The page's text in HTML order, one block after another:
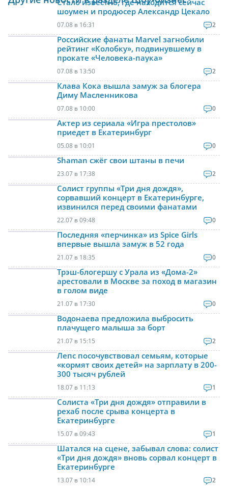
Стало известно, где находится сейчас
шоумен и продюсер Александр Цекало
07.08 в 16:31 2
Российские фанаты Marvel загнобили
рейтинг «Колобку», подвинувшему в
прокате «Человека-паука»
07.08 в 13:50 2
Клава Кока вышла замуж за блогера
Диму Масленникова
07.08 в 10:00 0
Актер из сериала «Игра престолов»
приедет в Екатеринбург
05.08 в 10:01 0
Shaman сжёг свои штаны в печи
23.07 в 17:38 2
Солист группы «Три дня дождя»,
сорвавший концерт в Екатеринбурге,
извинился перед своими фанатами
22.07 в 09:48 0
Последняя «перчинка» из Spice Girls
впервые вышла замуж в 52 года
21.07 в 18:35 0
Трэш-блогершу с Урала из «Дома-2»
арестовали в Москве за поход в магазин
в голом виде
21.07 в 17:30 0
Водонаева предложила выбросить
плачущего малыша за борт
21.07 в 15:15 2
Лепс посочувствовал семьям, которые
«кормят своих детей» на зарплату в 200-
300 тысяч рублей
18.07 в 11:13 1
Солиста «Три дня дождя» отправили в
рехаб после срыва концерта в
Екатеринбурге
15.07 в 09:43 1
Шатался на сцене, забывал слова: солист
«Три дня дождя» вновь сорвал концерт в
Екатеринбурге
13.07 в 10:14 2